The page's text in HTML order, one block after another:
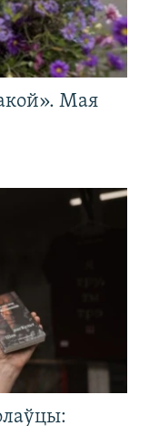
Мая